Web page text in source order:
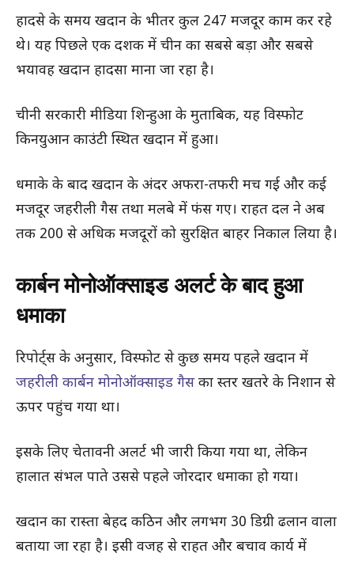
हादसे के समय खदान के भीतर कुल 247 मजदूर काम कर रहे
थे। यह पिछले एक दशक में चीन का सबसे बड़ा और सबसे
भयावह खदान हादसा माना जा रहा है।
चीनी सरकारी मीडिया शिन्हुआ के मुताबिक, यह विस्फोट
किनयुआन काउंटी स्थित खदान में हुआ।
धमाके के बाद खदान के अंदर अफरा-तफरी मच गई और कई
मजदूर जहरीली गैस तथा मलबे में फंस गए। राहत दल ने अब
तक 200 से अधिक मजदूरों को सुरक्षित बाहर निकाल लिया है।
कार्बन मोनोऑक्साइड अलर्ट के बाद हुआ
धमाका
रिपोर्ट्स के अनुसार, विस्फोट से कुछ समय पहले खदान में
जहरीली कार्बन मोनोऑक्साइड गैसका स्तर खतरे के निशान से
ऊपर पहुंच गया था।
इसके लिए चेतावनी अलर्ट भी जारी किया गया था, लेकिन
हालात संभल पाते उससे पहले जोरदार धमाका हो गया।
खदान का रास्ता बेहद कठिन और लगभग 30 डिग्री ढलान वाला
बताया जा रहा है। इसी वजह से राहत और बचाव कार्य में